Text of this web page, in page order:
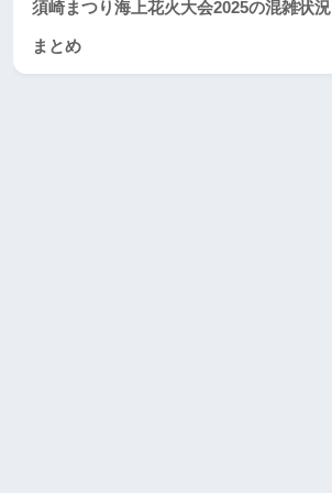
須崎まつり海上花火大会2025の混雑状況
まとめ